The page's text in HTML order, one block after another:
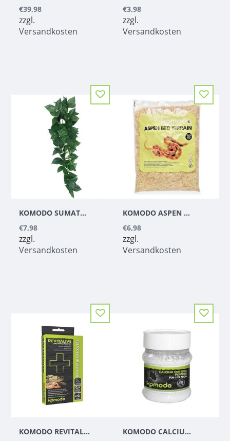
€39,98
zzgl.
Versandkosten
€3,98
zzgl.
Versandkosten
KOMODO SUMATRA HANGING VINE
€7,98
zzgl.
Versandkosten
KOMODO ASPEN BED TERRAIN 6L
€6,98
zzgl.
Versandkosten
KOMODO REVITALIVE
KOMODO CALCIUM DUSTING POWDER 200G